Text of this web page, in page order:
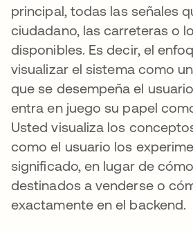
principal, todas las señales
ciudadano, las carreteras o
disponibles. Es decir, el
visualizar el sistema como
que se desempeña el
entra en juego su papel
Usted visualiza los
como el usuario los
significado, en lugar de
destinados a venderse o
exactamente en el backend.